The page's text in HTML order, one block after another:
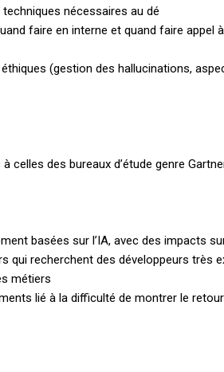
nécessaires au dé
faire en interne et quand faire appel
(gestion des hallucinations,
celles des bureaux d’étude genre
basées sur l’IA, avec des impacts
qui recherchent des développeurs très
métiers
lié à la difficulté de montrer le